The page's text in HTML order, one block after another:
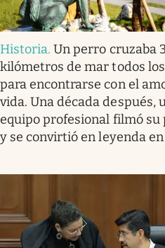
Historia.Un perro cruzaba 3
kilómetros de mar todos
para encontrarse con el
vida. Una década después,
equipo profesional filmó su
y se convirtió en leyenda en